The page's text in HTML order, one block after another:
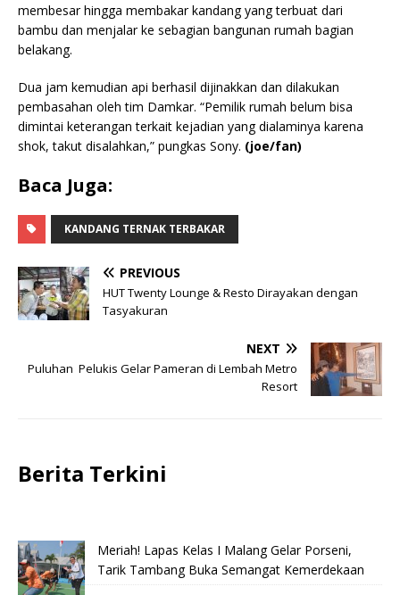
membesar hingga membakar kandang yang terbuat dari
bambu dan menjalar ke sebagian bangunan rumah bagian
belakang.
Dua jam kemudian api berhasil dijinakkan dan dilakukan
pembasahan oleh tim Damkar. “Pemilik rumah belum bisa
dimintai keterangan terkait kejadian yang dialaminya karena
shok, takut disalahkan,” pungkas Sony. (joe/fan)
Baca Juga:
KANDANG TERNAK TERBAKAR
PREVIOUS
HUT Twenty Lounge & Resto Dirayakan dengan
Tasyakuran
NEXT
Puluhan Pelukis Gelar Pameran di Lembah Metro
Resort
Berita Terkini
Meriah! Lapas Kelas I Malang Gelar Porseni,
Tarik Tambang Buka Semangat Kemerdekaan